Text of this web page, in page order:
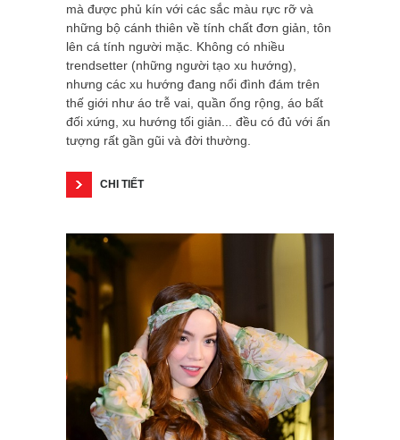
mà được phủ kín với các sắc màu rực rỡ và
những bộ cánh thiên về tính chất đơn giản, tôn
lên cá tính người mặc. Không có nhiều
trendsetter (những người tạo xu hướng),
nhưng các xu hướng đang nổi đình đám trên
thế giới như áo trễ vai, quần ống rộng, áo bất
đối xứng, xu hướng tối giản... đều có đủ với ấn
tượng rất gần gũi và đời thường.
CHI TIẾT